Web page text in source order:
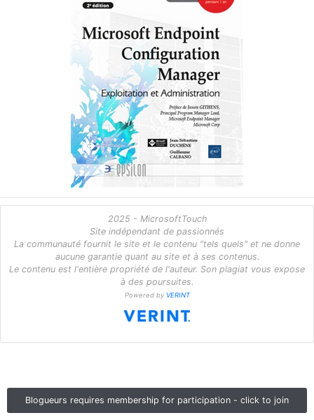
Blogueurs requires membership for participation - click to join
2025 - MicrosoftTouch
Site indépendant de passionnés
La communauté fournit le site et le contenu "tels quels" et ne donne
aucune garantie quant au site et à ses contenus.
Le contenu est l'entière propriété de l'auteur. Son plagiat vous expose
à des poursuites.
Powered by VERINT